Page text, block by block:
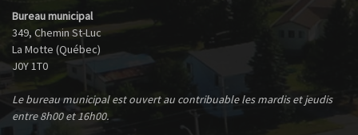
Bureau municipal
349, Chemin St-Luc
La Motte (Québec)
J0Y 1T0
Le bureau municipal est ouvert au contribuable les mardis et jeudis
entre 8h00 et 16h00.